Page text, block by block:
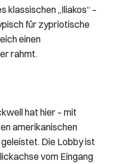
klassischen „Iliakos“ –
für zypriotische
einen
rahmt.
hat hier – mit
amerikanischen
Die Lobby ist
vom Eingang